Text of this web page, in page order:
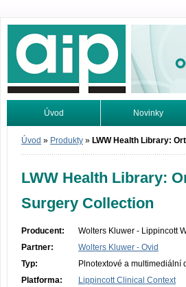
Odborné
Úvod Novinky
Vyhledávání Tutoriály
Úvod » Produkty » LWW Health Library:
LWW Health Library:
Surgery Collection
Producent:
Wolters Kluwer - Lippincott
Partner:
Wolters Kluwer - Ovid
Typ:
Plnotextové a multimediální
Platforma:
Lippincott Clinical Context